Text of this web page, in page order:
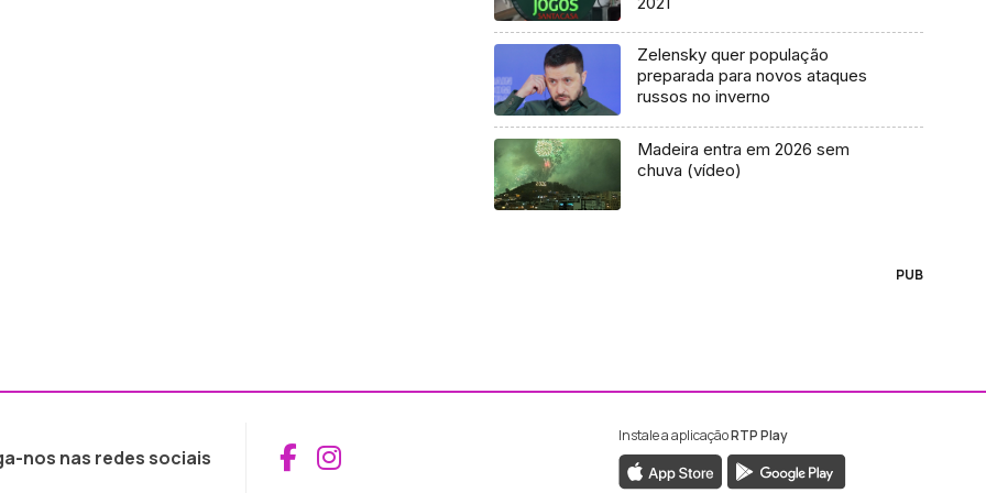
Zelensky quer população
preparada para novos ataques
russos no inverno
Madeira entra em 2026 sem
chuva (vídeo)
PUB
nos nas redes sociais Aceder ao Facebook da RTP Madeira
Aceder ao Instagram da RTP Madeira
Instale a aplicaçãoRTP Play